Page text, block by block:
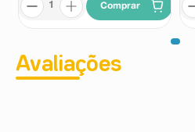
Comprar
Avaliações